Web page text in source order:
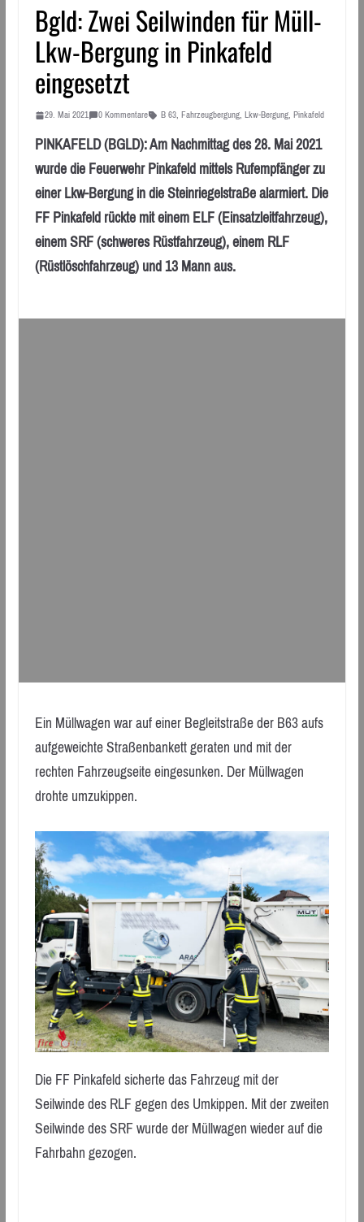
Bgld: Zwei Seilwinden für Müll-
Lkw-Bergung in Pinkafeld
eingesetzt
29. Mai 2021 0 Kommentare B 63, Fahrzeugbergung, Lkw-Bergung, Pinkafeld
PINKAFELD (BGLD): Am Nachmittag des 28. Mai 2021
wurde die Feuerwehr Pinkafeld mittels Rufempfänger zu
einer Lkw-Bergung in die Steinriegelstraße alarmiert. Die
FF Pinkafeld rückte mit einem ELF (Einsatzleitfahrzeug),
einem SRF (schweres Rüstfahrzeug), einem RLF
(Rüstlöschfahrzeug) und 13 Mann aus.
Ein Müllwagen war auf einer Begleitstraße der B63 aufs
aufgeweichte Straßenbankett geraten und mit der
rechten Fahrzeugseite eingesunken. Der Müllwagen
drohte umzukippen.
Die FF Pinkafeld sicherte das Fahrzeug mit der
Seilwinde des RLF gegen des Umkippen. Mit der zweiten
Seilwinde des SRF wurde der Müllwagen wieder auf die
Fahrbahn gezogen.